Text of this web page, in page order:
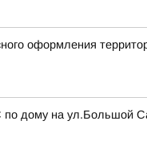
оформления
дому на ул.Большой